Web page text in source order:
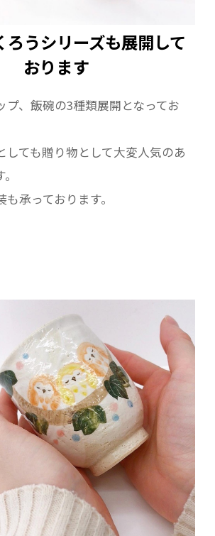
ろうシリーズも展開して
おります
プ、飯碗の3種類展開となってお
しても贈り物として大変人気のあ
承っております。